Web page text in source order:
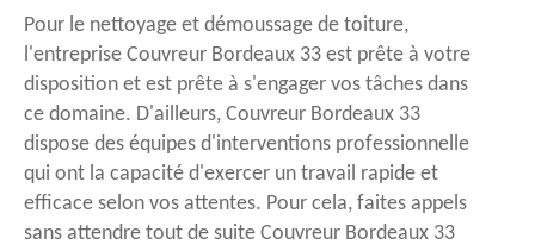
Pour le nettoyage et démoussage de toiture,
l'entreprise Couvreur Bordeaux 33 est prête à votre
disposition et est prête à s'engager vos tâches dans
ce domaine. D'ailleurs, Couvreur Bordeaux 33
dispose des équipes d'interventions professionnelle
qui ont la capacité d'exercer un travail rapide et
efficace selon vos attentes. Pour cela, faites appels
sans attendre tout de suite Couvreur Bordeaux 33